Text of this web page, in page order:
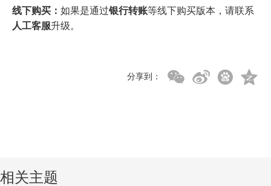
线下购买： 如果是通过银行转账等线下购买版本，请联系
人工客服升级。
分享到：
相关主题